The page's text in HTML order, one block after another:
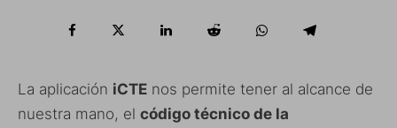
La aplicación iCTE nos permite tener al alcance de
nuestra mano, el código técnico de la